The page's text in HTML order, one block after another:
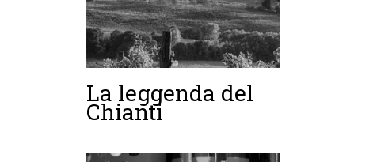
La leggenda del
Chianti